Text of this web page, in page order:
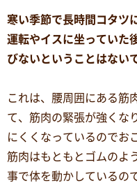
寒い季節で長時間コタツ
運転やイスに坐っていた
びないということはない
これは、腰周囲にある筋
て、筋肉の緊張が強くな
にくくなっているのでお
筋肉はもともとゴムのよ
事で体を動かしているの